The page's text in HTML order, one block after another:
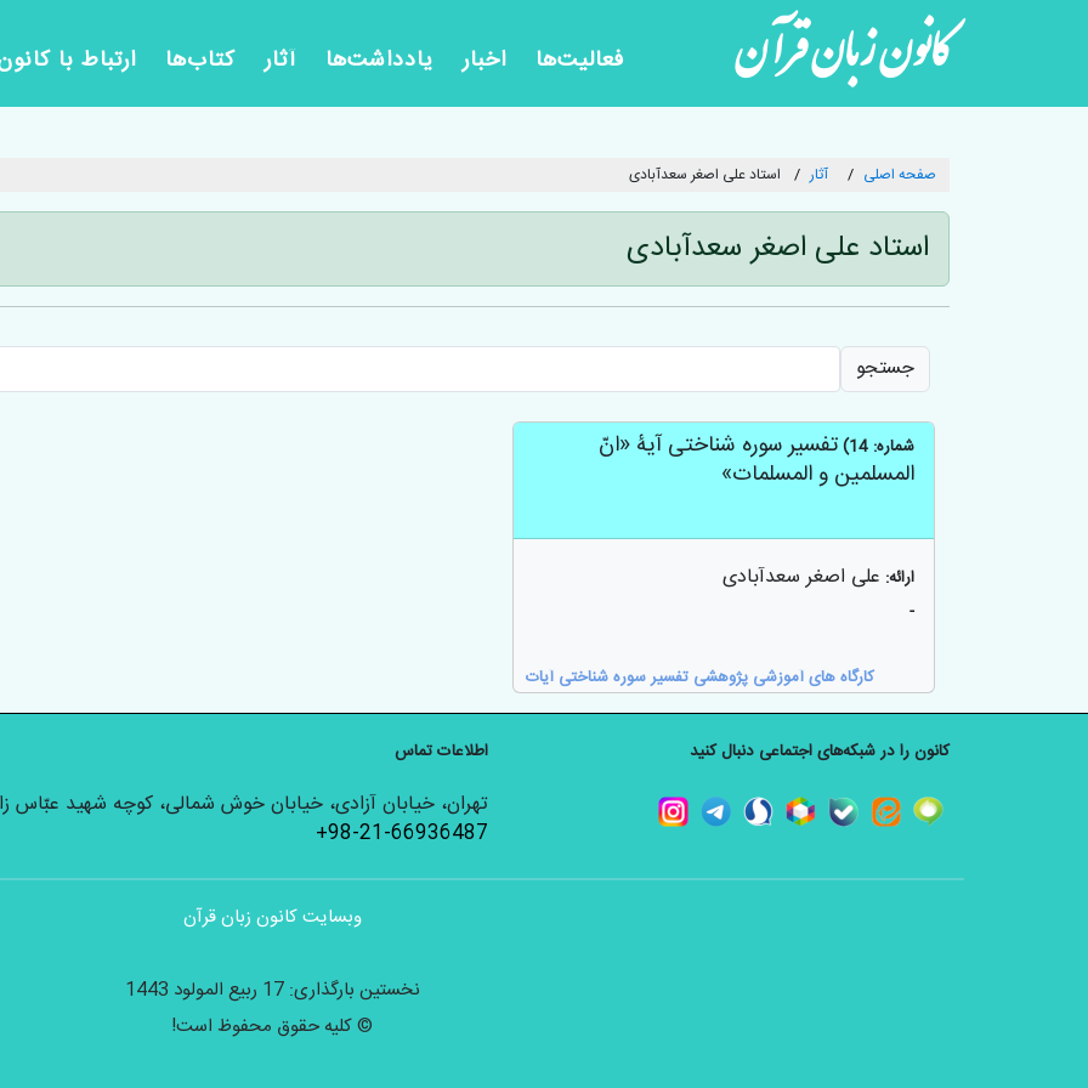
کانون زبان قرآن فعالیت‌ها اخبار یادداشت‌ها آثار کتاب‌ها ارتباط با
صفحه اصلی آثار استاد علی اصغر سعدآبادی
استاد علی اصغر سعدآبادی
جستجو
شماره: 14)
تفسیر سوره شناختی آیۀ «انّ
المسلمین و المسلمات»
ارائه: علی اصغر سعدآبادی
-
کارگاه های آموزشی پژوهشی تفسیر سوره شناختی آیات
کانون را در شبکه‌های اجتماعی دنبال کنید اطلاعات تماس
تهران، خیابان آزادی، خیابان خوش شمالی، کوچه شهید عبّاس
+98-21-66936487
وبسایت کانون زبان قرآن
نخستین بارگذاری: 17 ربیع المولود 1443
© کلیه حقوق محفوظ است!